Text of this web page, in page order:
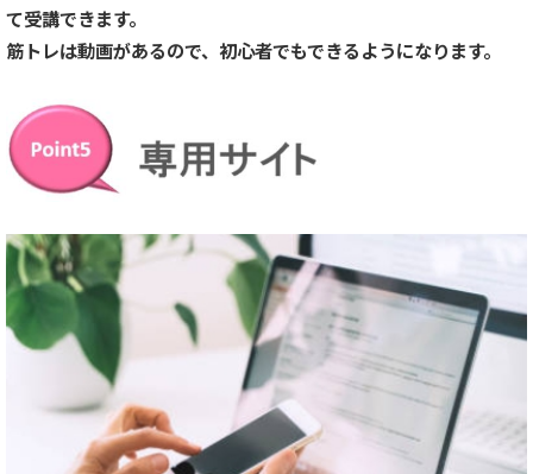
て受講できます。
筋トレは動画があるので、初心者でもできるようになります。